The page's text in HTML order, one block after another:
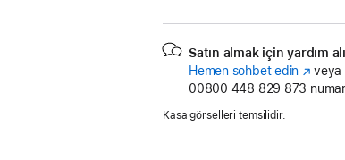
Satın almak için yardım
Hemen sohbet edin (Yeniveya
00800 448 829 873
Kasa görselleri temsilidir.